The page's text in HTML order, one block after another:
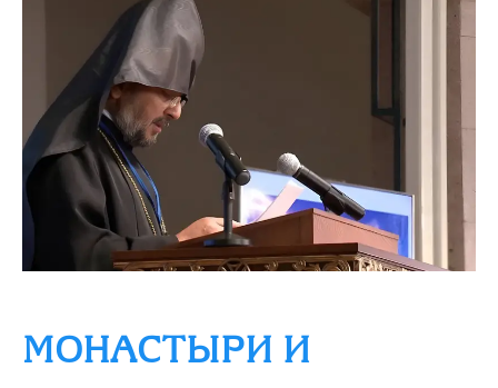
МОНАСТЫРИ И